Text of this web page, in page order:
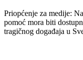
Priopćenje za medije:
pomoć mora biti
tragičnog događaja u